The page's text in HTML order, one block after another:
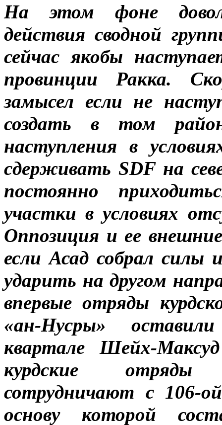
На этом фоне
действия сводной
сейчас якобы
провинции Ракка.
замысел если не
создать в том
наступления в
сдерживать SDF на
постоянно
участки в условиях
Оппозиция и ее
если Асад собрал силы
ударить на другом
впервые отряды
«ан-Нусры»
квартале Шейх-
курдские отряды
сотрудничают с 106-
основу которой